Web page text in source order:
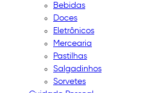
Bebidas
Doces
Eletrônicos
Mercearia
Pastilhas
Salgadinhos
Sorvetes